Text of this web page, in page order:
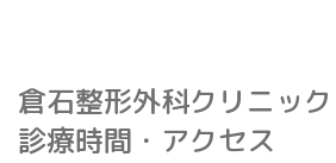
倉石整形外科クリニック
診療時間・アクセス